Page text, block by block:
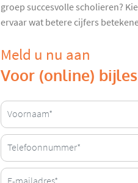
groep succesvolle scholieren?
ervaar wat betere cijfers
Meld u nu aan
Voor (online)